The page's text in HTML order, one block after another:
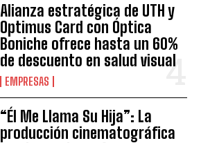
Alianza estratégica de UTH y
Optimus Card con Óptica
Boniche ofrece hasta un 60%
de descuento en salud visual
EMPRESAS
“Él Me Llama Su Hija”: La
producción cinematográfica